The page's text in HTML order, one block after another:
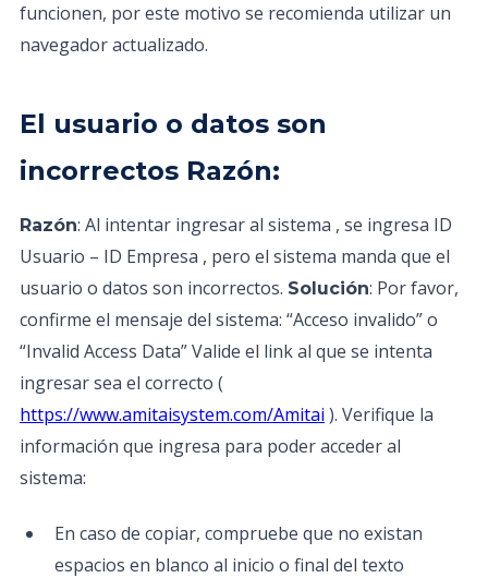
funcionen, por este motivo se recomienda utilizar un
navegador actualizado.
El usuario o datos son
incorrectos Razón:
Razón: Al intentar ingresar al sistema , se ingresa ID
Usuario – ID Empresa , pero el sistema manda que el
usuario o datos son incorrectos. Solución: Por favor,
confirme el mensaje del sistema: “Acceso invalido” o
“Invalid Access Data” Valide el link al que se intenta
ingresar sea el correcto (
https://www.amitaisystem.com/Amitai ). Verifique la
información que ingresa para poder acceder al
sistema:
En caso de copiar, compruebe que no existan
espacios en blanco al inicio o final del texto